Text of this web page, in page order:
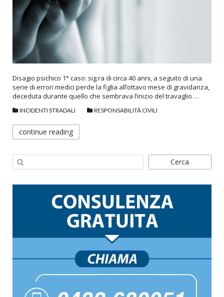
Disagio psichico 1° caso: sig.ra di circa 40 anni, a seguito di una
serie di errori medici perde la figlia all’ottavo mese di gravidanza,
deceduta durante quello che sembrava l’inizio del travaglio …
INCIDENTI STRADALI RESPONSABILITÀ CIVILI
continue reading
Cerca